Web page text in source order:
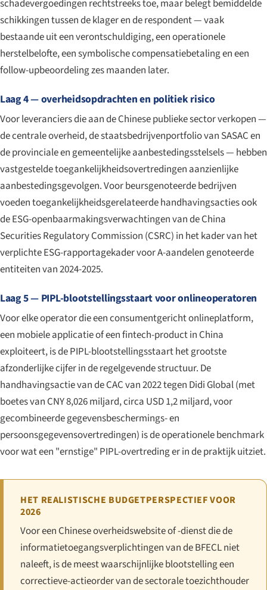
schadevergoedingen rechtstreeks toe, maar belegt bemiddelde
schikkingen tussen de klager en de respondent — vaak
bestaande uit een verontschuldiging, een operationele
herstelbelofte, een symbolische compensatiebetaling en een
follow-upbeoordeling zes maanden later.
Laag 4 — overheidsopdrachten en politiek risico
Voor leveranciers die aan de Chinese publieke sector verkopen —
de centrale overheid, de staatsbedrijvenportfolio van SASAC en
de provinciale en gemeentelijke aanbestedingsstelsels — hebben
vastgestelde toegankelijkheidsovertredingen aanzienlijke
aanbestedingsgevolgen. Voor beursgenoteerde bedrijven
voeden toegankelijkheidsgerelateerde handhavingsacties ook
de ESG-openbaarmakingsverwachtingen van de China
Securities Regulatory Commission (CSRC) in het kader van het
verplichte ESG-rapportagekader voor A-aandelen genoteerde
entiteiten van 2024-2025.
Laag 5 — PIPL-blootstellingsstaart voor onlineoperatoren
Voor elke operator die een consumentgericht onlineplatform,
een mobiele applicatie of een fintech-product in China
exploiteert, is de PIPL-blootstellingsstaart het grootste
afzonderlijke cijfer in de regelgevende structuur. De
handhavingsactie van de CAC van 2022 tegen Didi Global (met
boetes van CNY 8,026 miljard, circa USD 1,2 miljard, voor
gecombineerde gegevensbeschermings- en
persoonsgegevensovertredingen) is de operationele benchmark
voor wat een "ernstige" PIPL-overtreding er in de praktijk uitziet.
HET REALISTISCHE BUDGETPERSPECTIEF VOOR
2026
Voor een Chinese overheidswebsite of -dienst die de
informatietoegangsverplichtingen van de BFECL niet
naleeft, is de meest waarschijnlijke blootstelling een
correctieve-actieorder van de sectorale toezichthouder